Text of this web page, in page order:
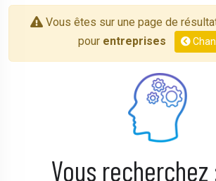
Vous êtes sur une page de
pour entreprises
Vous recherchez